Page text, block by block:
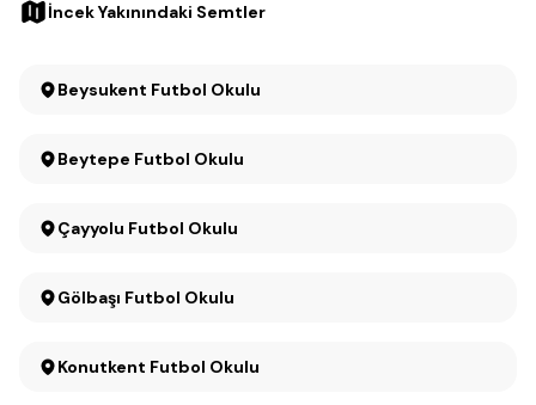
İncek Yakınındaki Semtler
Beysukent Futbol Okulu
Beytepe Futbol Okulu
Çayyolu Futbol Okulu
Gölbaşı Futbol Okulu
Konutkent Futbol Okulu